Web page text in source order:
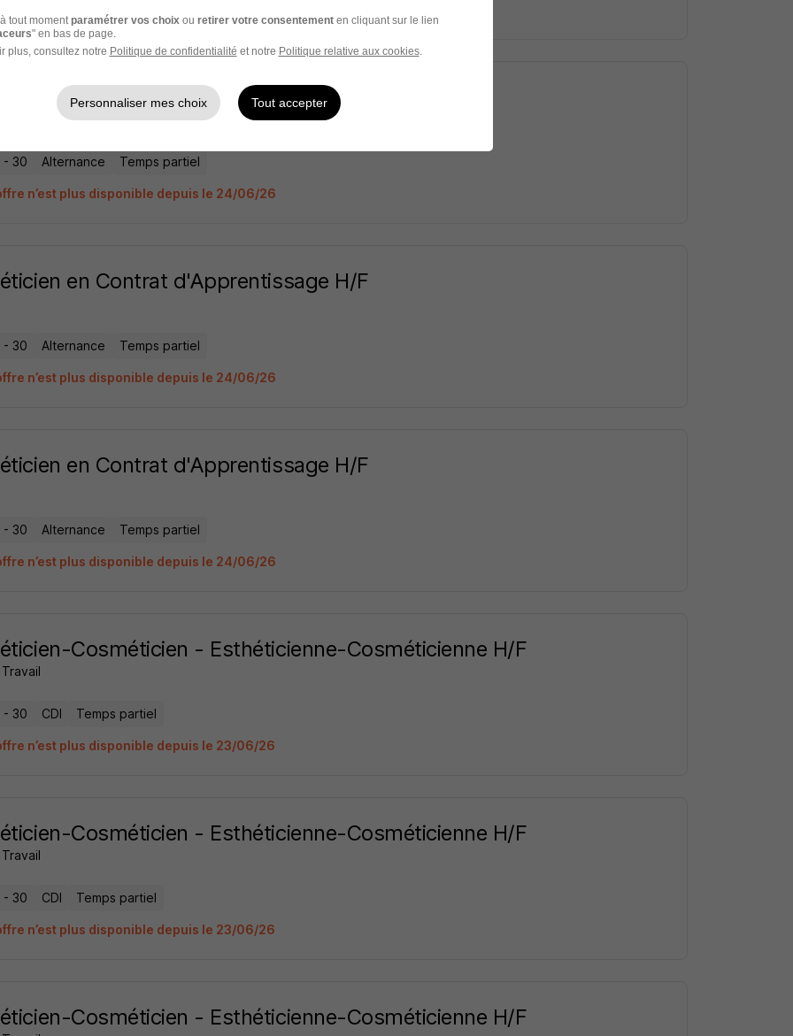
n’est plus disponible depuis le 24/06/26
en Contrat d'Apprentissage H/F
- 30 Alternance Temps partiel
n’est plus disponible depuis le 24/06/26
en Contrat d'Apprentissage H/F
- 30 Alternance Temps partiel
n’est plus disponible depuis le 24/06/26
en Contrat d'Apprentissage H/F
- 30 Alternance Temps partiel
n’est plus disponible depuis le 24/06/26
Cosméticien - Esthéticienne-Cosméticienne H/F
- 30 CDI Temps partiel
n’est plus disponible depuis le 23/06/26
Cosméticien - Esthéticienne-Cosméticienne H/F
- 30 CDI Temps partiel
n’est plus disponible depuis le 23/06/26
Cosméticien - Esthéticienne-Cosméticienne H/F
tout moment paramétrer vos choix ou retirer votre consentementen cliquant sur le lien
" en bas de page.
plus, consultez notre Politique de confidentialité et notre Politique relative aux cookies.
Personnaliser mes choix Tout accepter